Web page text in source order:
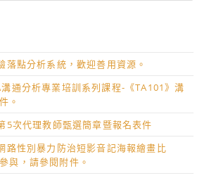
落點分析系統，歡迎善用資源。
通分析專業培訓系列課程-《TA101》溝
。
5次代理教師甄選簡章暨報名表件
路性別暴力防治短影音記海報繪畫比
與，請參閱附件。